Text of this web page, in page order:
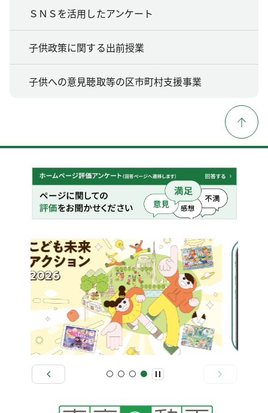
ＳＮＳを活用したアンケート
子供政策に関する出前授業
子供への意見聴取等の区市町村支援事業